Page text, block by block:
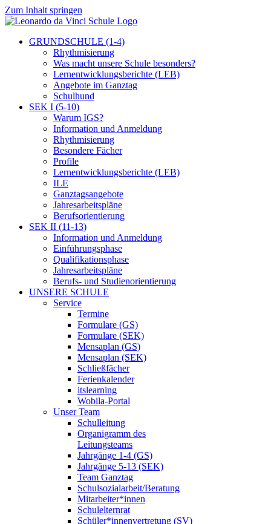
Zum Inhalt springen
GRUNDSCHULE (1-4)
Rhythmisierung
Was macht unsere Schule besonders?
Lernentwicklungsberichte (LEB)
Angebote im Ganztag
Schulhund
SEK I (5-10)
Warum IGS?
Information und Anmeldung
Rhythmisierung
Besondere Fächer
Profile
Lernentwicklungsberichte (LEB)
ILE
Ganztagsangebote
Jahresarbeitspläne
Berufsorientierung
SEK II (11-13)
Information und Anmeldung
Einführungsphase
Qualifikationsphase
Jahresarbeitspläne
Berufs- und Studienorientierung
UNSERE SCHULE
Service
Termine
Formulare (GS)
Formulare (SEK)
Mensaplan (GS)
Mensaplan (SEK)
Schließfächer
Ferienkalender
itslearning
Wobila-Portal
Unser Team
Schulleitung
Organigramm des
Leitungsteams
Jahrgänge 1-4 (GS)
Jahrgänge 5-13 (SEK)
Team Ganztag
Schulsozialarbeit/Beratung
Mitarbeiter*innen
Schulelternrat
Schüler*innenvertretung (SV)